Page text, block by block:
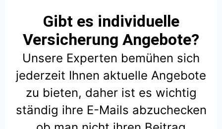
Gibt es individuelle
Versicherung Angebote?
Unsere Experten bemühen sich
jederzeit Ihnen aktuelle Angebote
zu bieten, daher ist es wichtig
ständig ihre E-Mails abzuchecken